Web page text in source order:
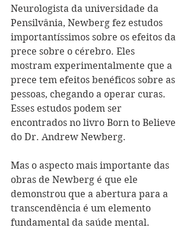
Neurologista da universidade da
Pensilvânia, Newberg fez estudos
importantíssimos sobre os efeitos da
prece sobre o cérebro. Eles
mostram experimentalmente que a
prece tem efeitos benéficos sobre as
pessoas, chegando a operar curas.
Esses estudos podem ser
encontrados no livro Born to Believe
do Dr. Andrew Newberg.
Mas o aspecto mais importante das
obras de Newberg é que ele
demonstrou que a abertura para a
transcendência é um elemento
fundamental da saúde mental.